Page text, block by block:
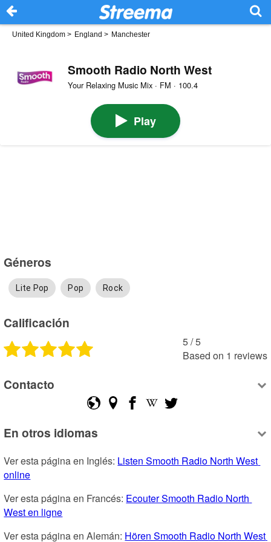
United Kingdom > England > Manchester
Smooth Radio North West
Your Relaxing Music Mix · FM · 100.4
Play
Géneros
Lite Pop Pop Rock
Calificación
5 /5
Based on 1 reviews
Contacto
En otros idiomas
Ver esta página en Inglés: Listen Smooth Radio North West
online
Ver esta página en Francés: Ecouter Smooth Radio North
West en ligne
Ver esta página en Alemán: Hören Smooth Radio North West